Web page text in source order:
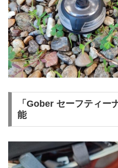
「Gober セーフティー
能